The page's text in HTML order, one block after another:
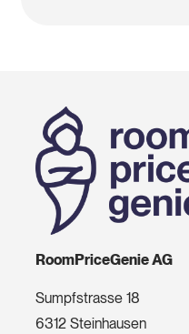
RoomPriceGenie AG
Sumpfstrasse 18
6312 Steinhausen